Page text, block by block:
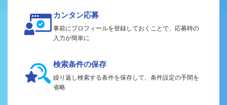
カンタン応募
事前にプロフィールを登録しておくことで、応募時の
入力が簡単に
検索条件の保存
繰り返し検索する条件を保存して、条件設定の手間を
省略